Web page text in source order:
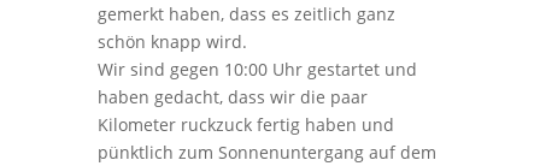
gemerkt haben, dass es zeitlich ganz
schön knapp wird.
Wir sind gegen 10:00 Uhr gestartet und
haben gedacht, dass wir die paar
Kilometer ruckzuck fertig haben und
pünktlich zum Sonnenuntergang auf dem